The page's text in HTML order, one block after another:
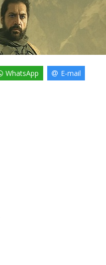
WhatsApp E-mail